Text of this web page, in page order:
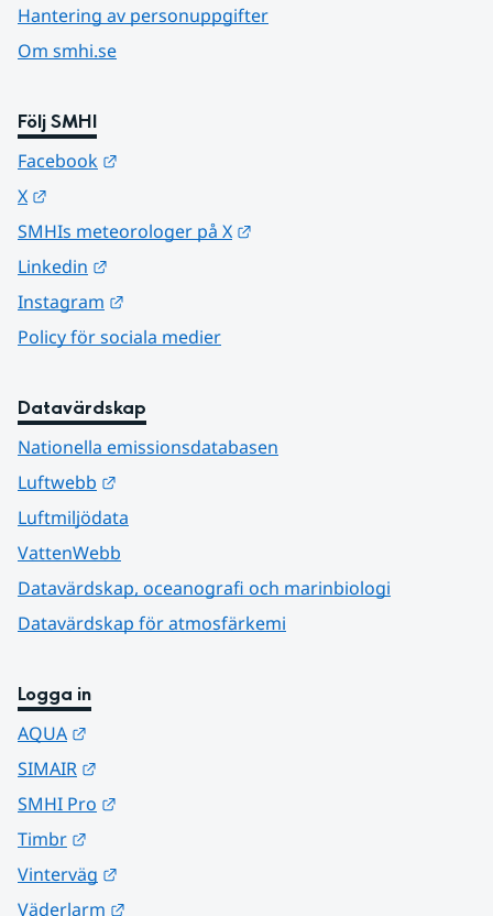
Hantering av personuppgifter
Om smhi.se
Följ SMHI
Facebook
X
SMHIs meteorologer på X
Linkedin
Instagram
Policy för sociala medier
Datavärdskap
Nationella emissionsdatabasen
Luftwebb
Luftmiljödata
VattenWebb
Datavärdskap, oceanografi och marinbiologi
Datavärdskap för atmosfärkemi
Logga in
AQUA
SIMAIR
SMHI Pro
Timbr
Vinterväg
Väderlarm